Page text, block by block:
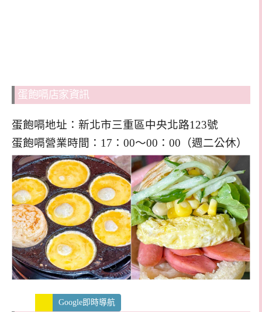
蛋飽嗝店家資訊
蛋飽嗝地址：新北市三重區中央北路123號
蛋飽嗝營業時間：17：00～00：00（週二公休）
Google即時導航